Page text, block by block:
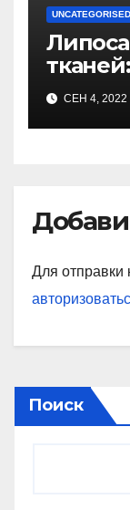
UNCATEGORISED
тканей:
ая,СЕН 4, 2022
Для отправки
Поиск